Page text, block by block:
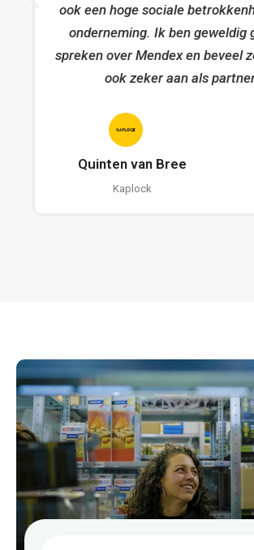
ook een hoge sociale
onderneming. Ik ben geweldig
spreken over Mendex en beveel
ook zeker aan als
Quinten van Bree
Kaplock